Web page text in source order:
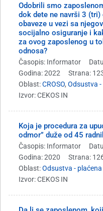
Odobrili smo
dok dete ne navrši 3
obaveze u vezi sa
socijalno osiguranje i
za ovog zaposlenog u
odnosa?
Časopis: Informator
Godina: 2022
Strana:
Oblast:CROSO, Odsustva -
Izvor: CEKOS IN
Koja je procedura za
odmor” duže od 45
Časopis: Informator
Godina: 2020
Strana:
Oblast:Odsustva -
Izvor: CEKOS IN